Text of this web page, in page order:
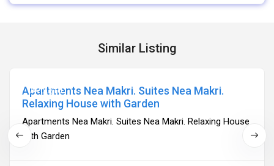
Similar Listing
Ανοιχτά
Apartments Nea Makri. Suites Nea Makri.
Relaxing House with Garden
Apartments Nea Makri. Suites Nea Makri. Relaxing House
with Garden